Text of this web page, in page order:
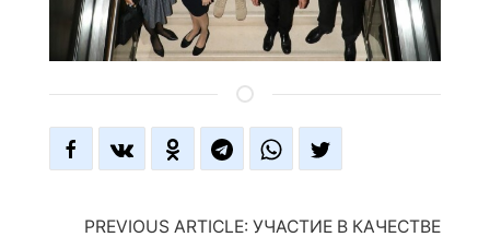
PREVIOUS ARTICLE: УЧАСТИЕ В КАЧЕСТВЕ